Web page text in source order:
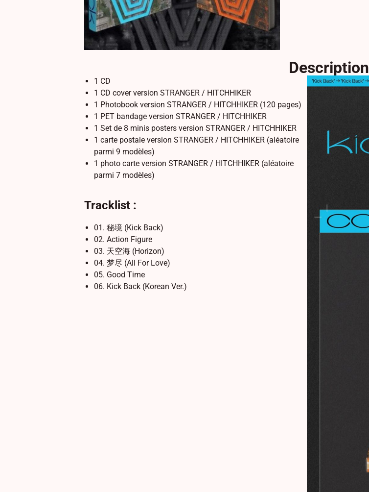
Description
1 CD
1 CD cover version STRANGER / HITCHHIKER
1 Photobook version STRANGER / HITCHHIKER (120 pages)
1 PET bandage version STRANGER / HITCHHIKER
1 Set de 8 minis posters version STRANGER / HITCHHIKER
1 carte postale version STRANGER / HITCHHIKER (aléatoire
parmi 9 modèles)
1 photo carte version STRANGER / HITCHHIKER (aléatoire
parmi 7 modèles)
Tracklist :
01. 秘境 (Kick Back)
02. Action Figure
03. 天空海 (Horizon)
04. 梦尽 (All For Love)
05. Good Time
06. Kick Back (Korean Ver.)